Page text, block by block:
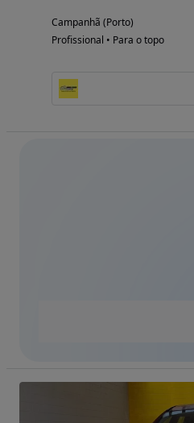
Campanhã (Porto)
Profissional • Para o topo